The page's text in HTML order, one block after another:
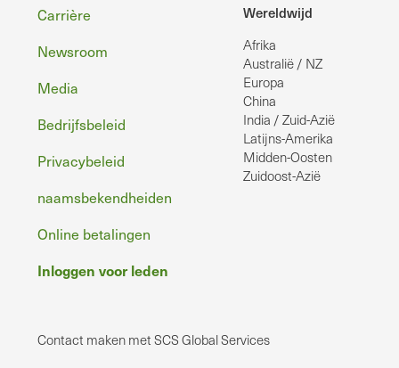
Wereldwijd
Afrika
Australië / NZ
Europa
China
India / Zuid-Azië
Latijns-Amerika
Midden-Oosten
Zuidoost-Azië
Voettekst
Carrière
Newsroom
Media
Bedrijfsbeleid
Privacybeleid
naamsbekendheiden
Online betalingen
Inloggen voor leden
Contact maken met SCS Global Services